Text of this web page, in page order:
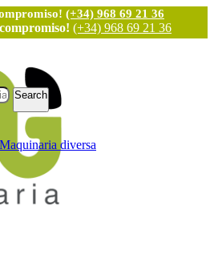
(+34) 968 69 21 36
(+34) 968 69 21 36
Search
Maquinaria diversa